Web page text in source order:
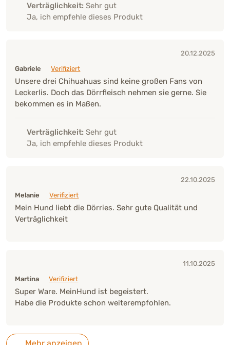
Verträglichkeit: Sehr gut
Ja, ich empfehle dieses Produkt
20.12.2025
Gabriele
Verifiziert
Unsere drei Chihuahuas sind keine großen Fans von
Leckerlis. Doch das Dörrfleisch nehmen sie gerne. Sie
bekommen es in Maßen.
Verträglichkeit: Sehr gut
Ja, ich empfehle dieses Produkt
22.10.2025
Melanie
Verifiziert
Mein Hund liebt die Dörries. Sehr gute Qualität und
Verträglichkeit
11.10.2025
Martina
Verifiziert
Super Ware. MeinHund ist begeistert.
Habe die Produkte schon weiterempfohlen.
Mehr anzeigen